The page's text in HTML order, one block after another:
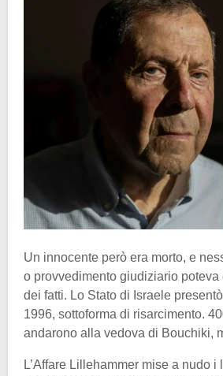
Un innocente però era morto, e
o provvedimento giudiziario
dei fatti. Lo Stato di Israele
1996, sottoforma di risarcimento.
andarono alla vedova di Bouchiki,
L’Affare Lillehammer mise a nudo i